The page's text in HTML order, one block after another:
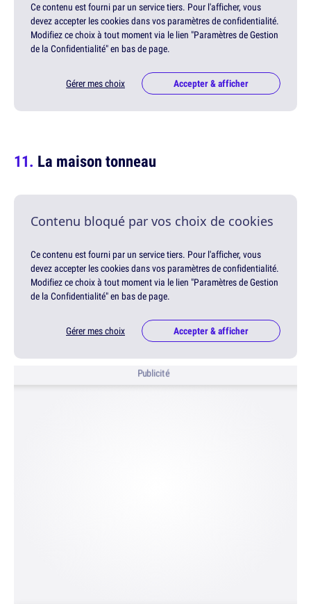
Ce contenu est fourni par un service tiers. Pour l'afficher, vous
devez accepter les cookies dans vos paramètres de confidentialité.
Modifiez ce choix à tout moment via le lien "Paramètres de Gestion
de la Confidentialité" en bas de page.
Gérer mes choix Accepter & afficher
La maison tonneau
Contenu bloqué par vos choix de cookies
Ce contenu est fourni par un service tiers. Pour l'afficher, vous
devez accepter les cookies dans vos paramètres de confidentialité.
Modifiez ce choix à tout moment via le lien "Paramètres de Gestion
de la Confidentialité" en bas de page.
Gérer mes choix Accepter & afficher
Publicité